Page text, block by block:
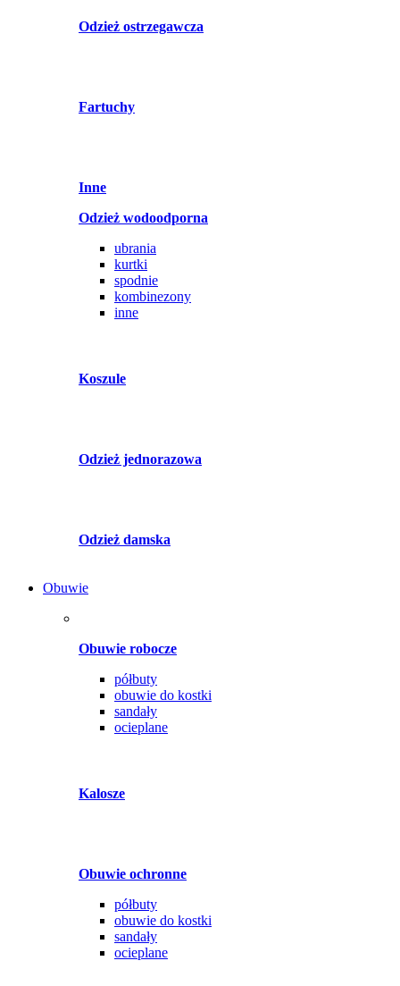
Odzież ostrzegawcza
Fartuchy
Inne
Odzież wodoodporna
ubrania
kurtki
spodnie
kombinezony
inne
Koszule
Odzież jednorazowa
Odzież damska
Obuwie
Obuwie robocze
półbuty
obuwie do kostki
sandały
ocieplane
Kalosze
Obuwie ochronne
półbuty
obuwie do kostki
sandały
ocieplane